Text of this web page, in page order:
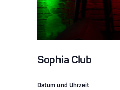
Sophia Club
Datum und Uhrzeit